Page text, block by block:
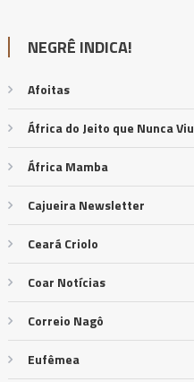
NEGRÊ INDICA!
Afoitas
África do Jeito que Nunca Viu
África Mamba
Cajueira Newsletter
Ceará Criolo
Coar Notícias
Correio Nagô
Eufêmea